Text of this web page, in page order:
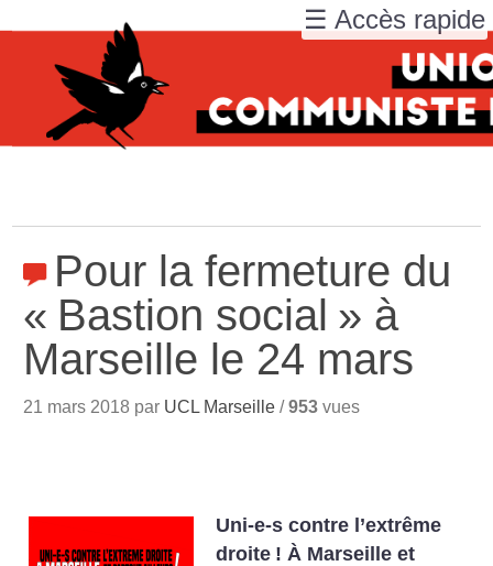
Pour la fermeture du
« Bastion social » à
Marseille le 24 mars
21 mars 2018 par UCL Marseille /953 vues
Uni-e-s contre l’extrême
droite !À Marseille et
☰ Accès rapide